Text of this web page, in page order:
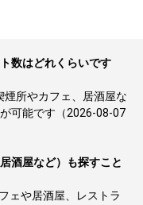
数はどれくらいです
煙所やカフェ、居酒屋な
可能です（2026-08-07
酒屋など）も探すこと
ェや居酒屋、レストラ